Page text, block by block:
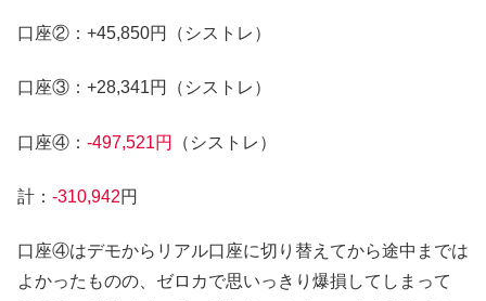
口座②：+45,850円（シストレ）
口座③：+28,341円（シストレ）
口座④： -497,521円 （シストレ）
計： -310,942円
口座④はデモからリアル口座に切り替えてから途中までは
よかったものの、ゼロカで思いっきり爆損してしまって